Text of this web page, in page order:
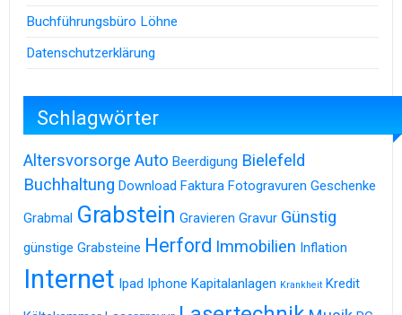
Buchführungsbüro Löhne
Datenschutzerklärung
Schlagwörter
Altersvorsorge Auto Beerdigung Bielefeld
Buchhaltung Download Faktura Fotogravuren Geschenke
Grabmal Grabstein Gravieren Gravur Günstig
günstige Grabsteine Herford Immobilien Inflation
Internet Ipad Iphone Kapitalanlagen Krankheit Kredit